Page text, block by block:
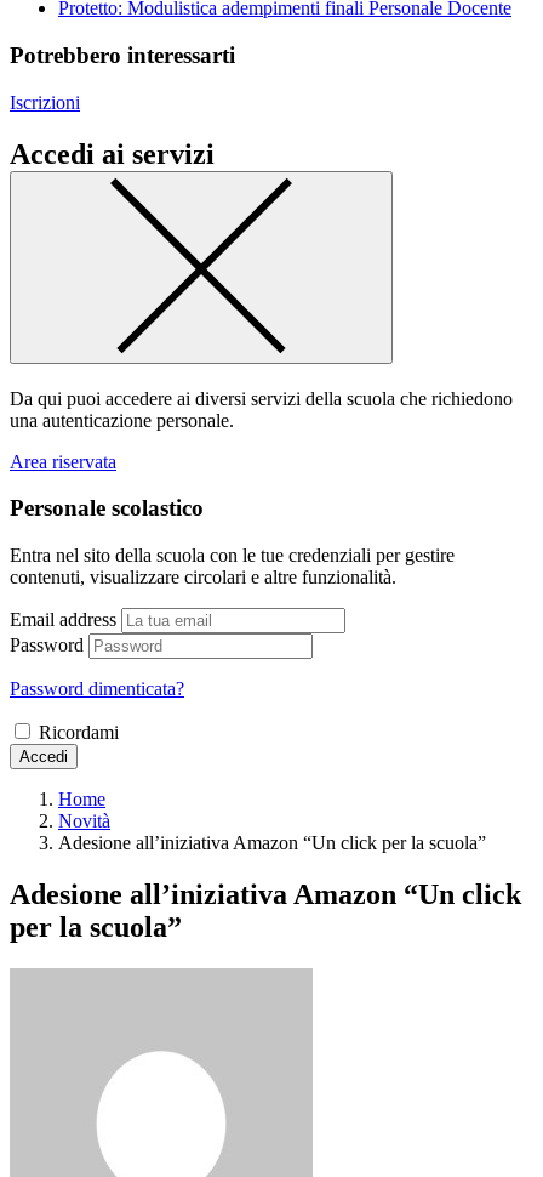
Protetto: Modulistica adempimenti finali Personale Docente
Potrebbero interessarti
Iscrizioni
Accedi ai servizi
Da qui puoi accedere ai diversi servizi della scuola che richiedono
una autenticazione personale.
Area riservata
Personale scolastico
Entra nel sito della scuola con le tue credenziali per gestire
contenuti, visualizzare circolari e altre funzionalità.
Email address
Password
Password dimenticata?
Ricordami
Accedi
Home
Novità
Adesione all’iniziativa Amazon “Un click per la scuola”
Adesione all’iniziativa Amazon “Un click
per la scuola”